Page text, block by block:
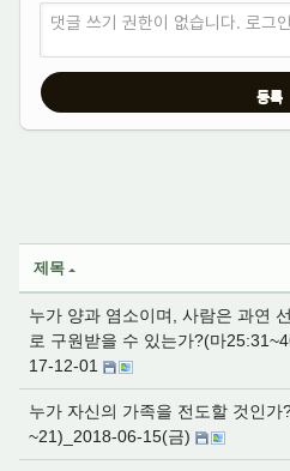
댓글 쓰기 권한이 없습니다. 로그
제목
누가 양과 염소이며, 사람은 과연
로 구원받을 수 있는가?(마
17-12-01
누가 자신의 가족을 전도할 것인가
~21)_2018-06-15(금)